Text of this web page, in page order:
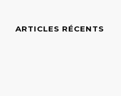
ARTICLES RÉCENTS